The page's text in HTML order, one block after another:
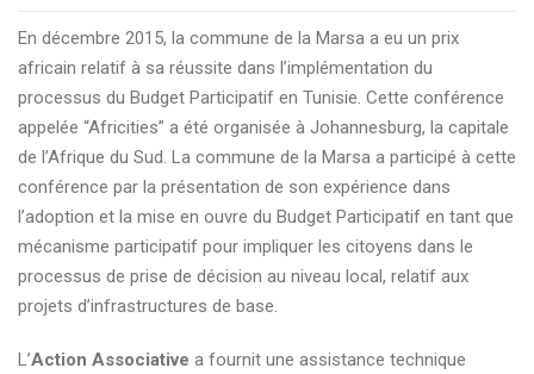
En décembre 2015, la commune de la Marsa a eu un prix
africain relatif à sa réussite dans l’implémentation du
processus du Budget Participatif en Tunisie. Cette conférence
appelée “Africities” a été organisée à Johannesburg, la capitale
de l’Afrique du Sud. La commune de la Marsa a participé à cette
conférence par la présentation de son expérience dans
l’adoption et la mise en ouvre du Budget Participatif en tant que
mécanisme participatif pour impliquer les citoyens dans le
processus de prise de décision au niveau local, relatif aux
projets d’infrastructures de base.
L’Action Associative a fournit une assistance technique